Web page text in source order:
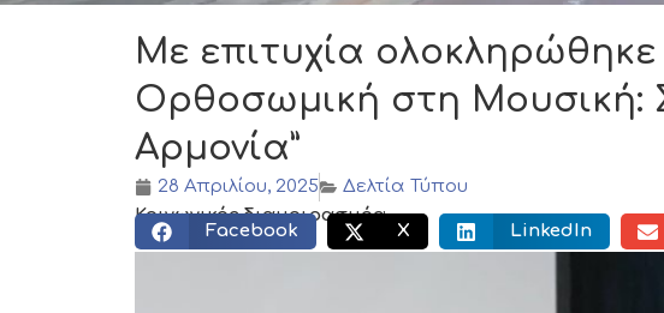
Με επιτυχία ολοκληρώθηκε
Ορθοσωμική στη Μουσική:
Αρμονία”
28 Απριλίου, 2025
Δελτία Τύπου
Κοινωνικός διαμοιρασμός:
Facebook X LinkedIn